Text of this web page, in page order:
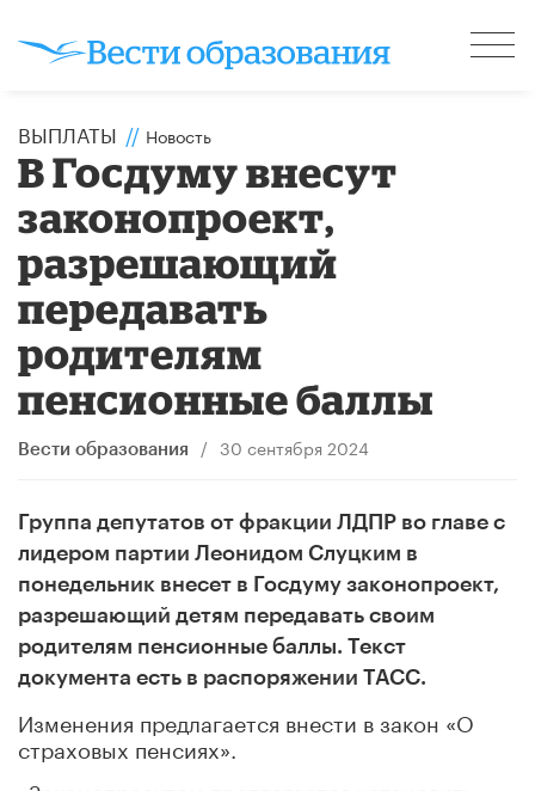
ВЫПЛАТЫ // Новость
В Госдуму внесут
законопроект,
разрешающий
передавать
родителям
пенсионные баллы
Вести образования / 30 сентября 2024
Группа депутатов от фракции ЛДПР во главе с
лидером партии Леонидом Слуцким в
понедельник внесет в Госдуму законопроект,
разрешающий детям передавать своим
родителям пенсионные баллы. Текст
документа есть в распоряжении ТАСС.
Изменения предлагается внести в закон «О
страховых пенсиях».